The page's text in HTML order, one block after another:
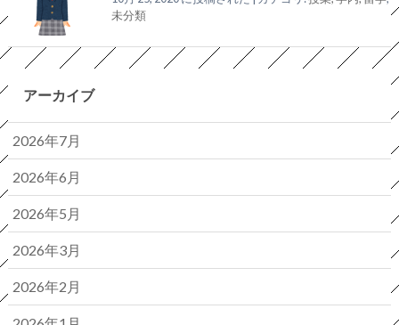
未分類
アーカイブ
2026年7月
2026年6月
2026年5月
2026年3月
2026年2月